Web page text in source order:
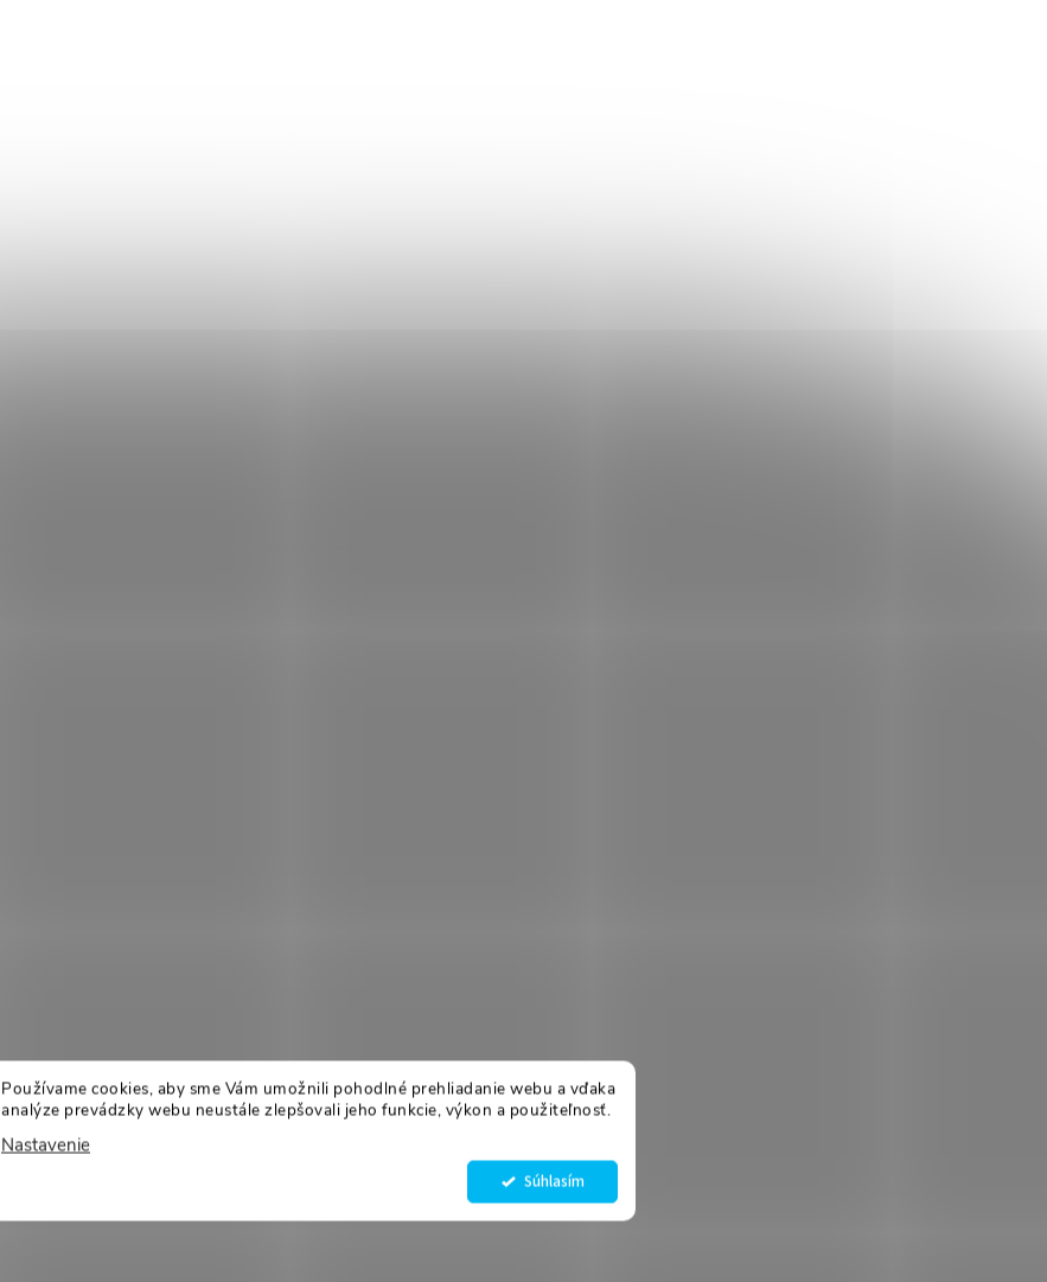
Používame cookies, aby sme Vám umožnili pohodlné prehliadanie webu a vďaka
analýze prevádzky webu neustále zlepšovali jeho funkcie, výkon a použiteľnosť.
Nastavenie
Súhlasím